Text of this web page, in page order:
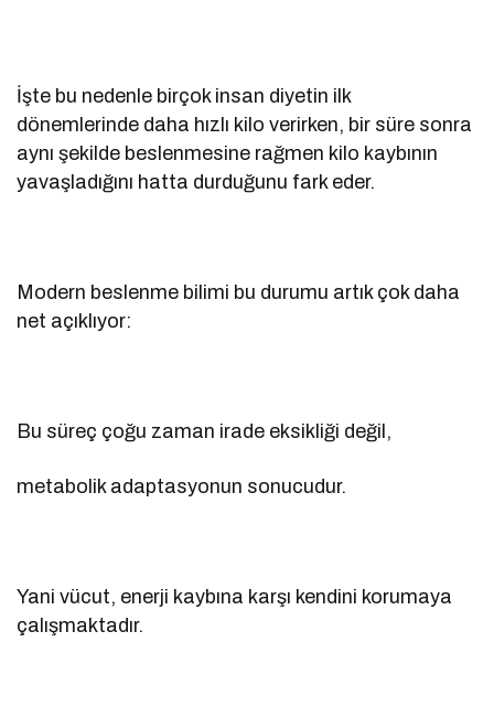
İşte bu nedenle birçok insan diyetin ilk
dönemlerinde daha hızlı kilo verirken, bir süre sonra
aynı şekilde beslenmesine rağmen kilo kaybının
yavaşladığını hatta durduğunu fark eder.
Modern beslenme bilimi bu durumu artık çok daha
net açıklıyor:
Bu süreç çoğu zaman irade eksikliği değil,
metabolik adaptasyonun sonucudur.
Yani vücut, enerji kaybına karşı kendini korumaya
çalışmaktadır.